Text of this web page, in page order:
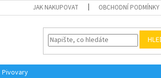
JAK NAKUPOVAT OBCHODNÍ PODMÍNKY
Pivovary